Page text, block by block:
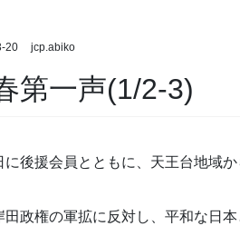
20 jcp.abiko
第一声(1/2-3)
後援会員とともに、天王台地域
政権の軍拡に反対し、平和な日